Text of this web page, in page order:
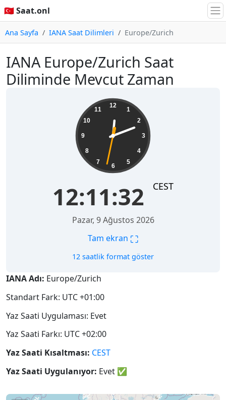
🇹🇷 Saat.onl
Ana Sayfa IANA Saat Dilimleri Europe/Zurich
IANA Europe/Zurich Saat
Diliminde Mevcut Zaman
12
1
2
3
4
5
6
7
8
9
10
11
12:11:32 CEST
Pazar, 9 Ağustos 2026
Tam ekran ⛶
12 saatlik format göster
IANA Adı: Europe/Zurich
Standart Fark: UTC +01:00
Yaz Saati Uygulaması: Evet
Yaz Saati Farkı: UTC +02:00
Yaz Saati Kısaltması: CEST
Yaz Saati Uygulanıyor: Evet ✅